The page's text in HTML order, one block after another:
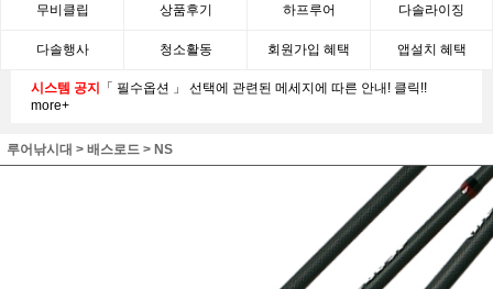
무비클립 상품후기 하프루어 다솔라이징
다솔행사 청소활동 회원가입 혜택 앱설치 혜택
시스템 공지 「 필수옵션 」 선택에 관련된 메세지에 따른 안내! 클릭!!
more+
루어낚시대 > 배스로드 > NS